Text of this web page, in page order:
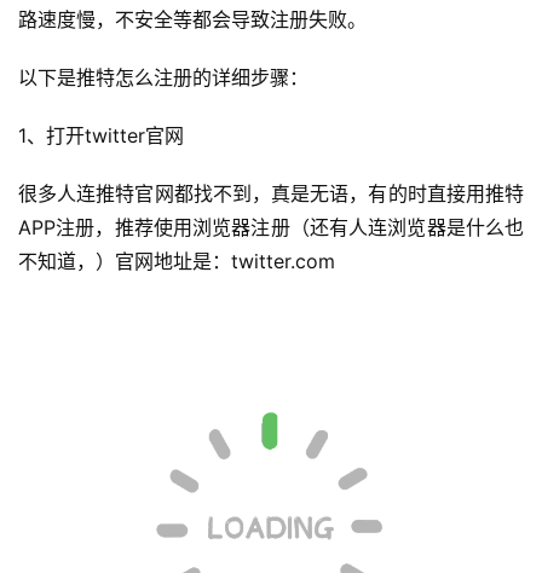
路速度慢，不安全等都会导致注册失败。
以下是推特怎么注册的详细步骤：
1、打开twitter官网
很多人连推特官网都找不到，真是无语，有的时直接用推特
APP注册，推荐使用浏览器注册（还有人连浏览器是什么也
不知道，）官网地址是：twitter.com